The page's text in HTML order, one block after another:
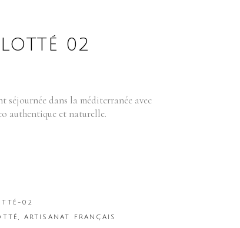
02
séjournée dans la méditerranée avec
authentique et naturelle.
02
ARTISANAT FRANÇAIS